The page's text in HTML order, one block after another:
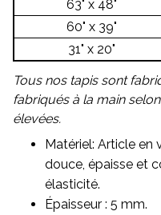
63" x 48"
60" x 39"
31" x 20"
Tous nos tapis sont
fabriqués à la main
élevées.
Matériel: Article en
douce, épaisse et
élasticité.
Épaisseur : 5 mm.